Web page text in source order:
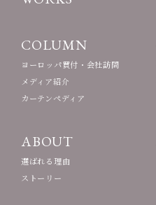
COLUMN
ヨーロッパ買付・会社訪問
メディア紹介
カーテンペディア
ABOUT
選ばれる理由
ストーリー